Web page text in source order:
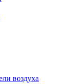
воздуха